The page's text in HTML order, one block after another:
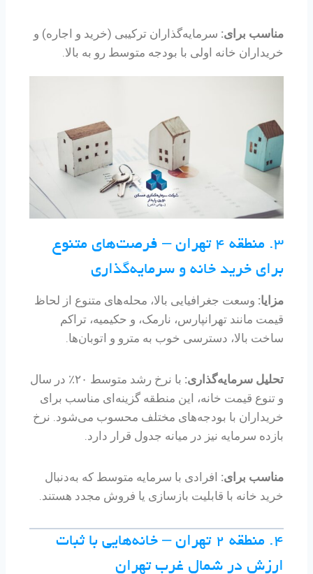
مناسب برای: سرمایه‌گذاران ترکیبی (خرید و اجاره) و
خریداران خانه اولی با بودجه متوسط رو به بالا.
۳. منطقه ۴ تهران – فرصت‌های متنوع
برای خرید خانه و سرمایه‌گذاری
مزایا: وسعت جغرافیایی بالا، محله‌های متنوع از لحاظ
قیمت مانند تهرانپارس، نارمک، و حکیمیه، تراکم
ساخت بالا، دسترسی خوب به مترو و اتوبان‌ها.
تحلیل سرمایه‌گذاری:
با نرخ رشد متوسط ۲۰٪ در سال
و تنوع قیمت خانه، این منطقه گزینه‌ای مناسب برای
خریداران با بودجه‌های مختلف محسوب می‌شود. نرخ
بازده سرمایه نیز در میانه جدول قرار دارد.
مناسب برای: افرادی با سرمایه متوسط که به‌دنبال
خرید خانه با قابلیت بازسازی یا فروش مجدد هستند.
۴. منطقه ۲ تهران – خانه‌هایی با ثبات
ارزش در شمال غرب تهران